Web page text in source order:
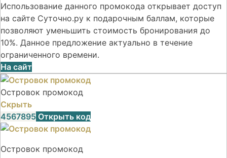
Использование данного промокода открывает доступ
на сайте Суточно.ру к подарочным баллам, которые
позволяют уменьшить стоимость бронирования до
10%. Данное предложение актуально в течение
ограниченного времени.
На сайт
Островок промокод
Скрыть
4567895 Открыть код
Островок промокод